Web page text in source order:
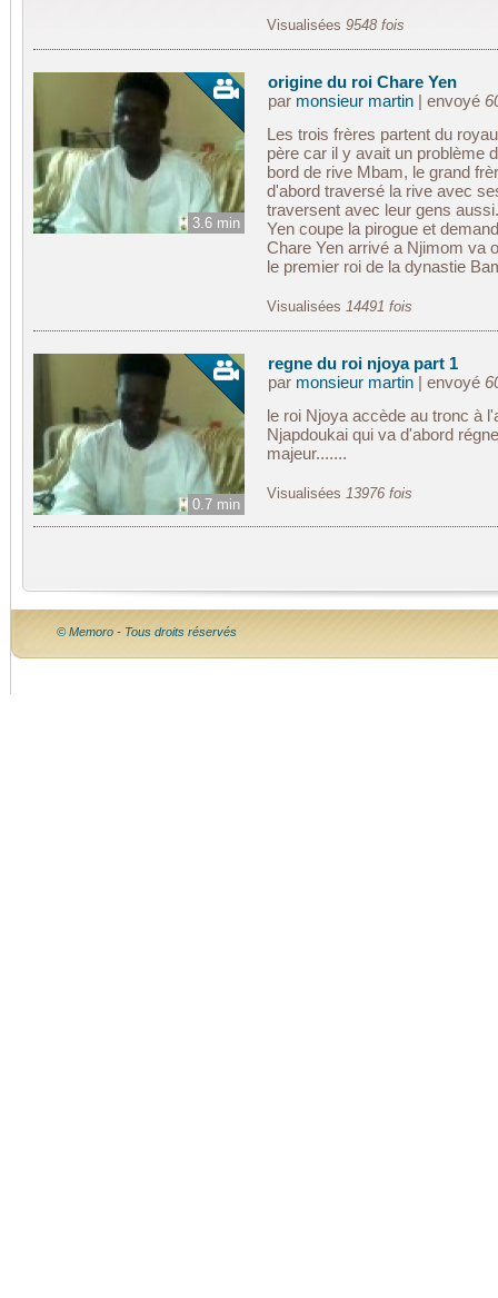
Visualisées 9548 fois
3.6 min
origine du roi Chare Yen
par monsieur martin| envoyé
Les trois frères partent du
père car il y avait un problème
bord de rive Mbam, le grand
d'abord traversé la rive avec
traversent avec leur gens
Yen coupe la pirogue et
Chare Yen arrivé a Njimom va
le premier roi de la dynastie
Visualisées 14491 fois
0.7 min
regne du roi njoya part 1
par monsieur martin| envoyé
le roi Njoya accède au tronc à
Njapdoukai qui va d'abord
majeur.......
Visualisées 13976 fois
© Memoro - Tous droits réservés